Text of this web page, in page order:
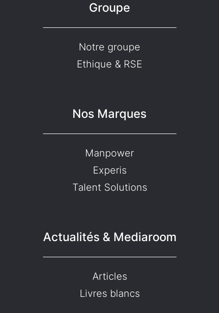
Groupe
Notre groupe
Ethique & RSE
Nos Marques
Manpower
Experis
Talent Solutions
Actualités & Mediaroom
Articles
Livres blancs